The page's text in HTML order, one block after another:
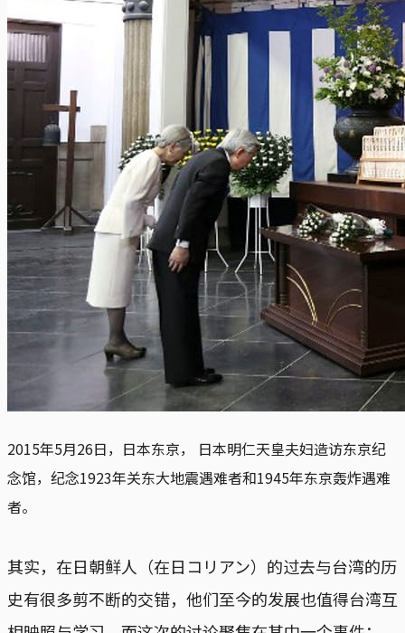
2015年5月26日，日本东京， 日本明仁天皇夫妇造访东京纪
念馆，纪念1923年关东大地震遇难者和1945年东京轰炸遇难
者。
其实，在日朝鲜人（在日コリアン）的过去与台湾的历
史有很多剪不断的交错，他们至今的发展也值得台湾互